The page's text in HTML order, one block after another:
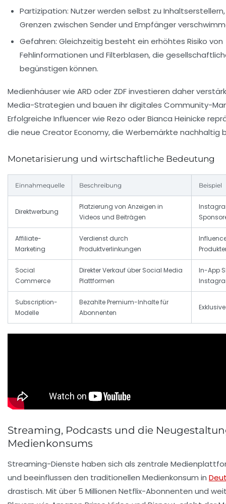
Partizipation: Nutzer werden selbst zu
Grenzen zwischen Sender und Empfänger
Gefahren: Gleichzeitig besteht ein erhöhtes Risiko von
Fehlinformationen und Filterblasen, die
begünstigen können.
Medienhäuser wie ARD oder ZDF investieren daher
Media-Strategien und bauen ihr digitales Community-
Erfolgreiche Influencer wie Rezo oder Bianca Heinicke
die neue Creator Economy, die Werbemärkte nachhaltig
Monetarisierung und wirtschaftliche Bedeutung
Einnahmequelle Beschreibung Beispiel
Direktwerbung
Platzierung von Anzeigen in
Videos und Beiträgen
Affiliate-
Marketing
Verdienst durch
Produktverlinkungen
Social
Commerce
Direkter Verkauf über Social Media
Plattformen
In-App
Subscription-
Modelle
Bezahlte Premium-Inhalte für
Abonnenten
Streaming, Podcasts und die
Medienkonsums
Streaming-Dienste haben sich als zentrale
und beeinflussen den traditionellen Medienkonsum in
drastisch. Mit über 5 Millionen Netflix-Abonnenten und